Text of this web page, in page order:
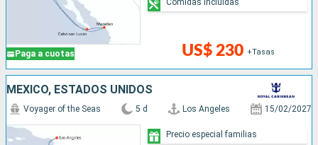
Paga a cuotas US$ 230 +Tasas
Comidas incluidas
MÉXICO, ESTADOS UNIDOS
Voyager of the Seas 5 d Los Angeles 15/02/2027
Precio especial familias